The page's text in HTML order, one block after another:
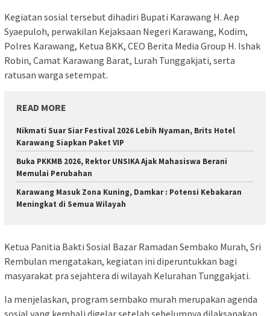
Kegiatan sosial tersebut dihadiri Bupati Karawang H. Aep
Syaepuloh, perwakilan Kejaksaan Negeri Karawang, Kodim,
Polres Karawang, Ketua BKK, CEO Berita Media Group H. Ishak
Robin, Camat Karawang Barat, Lurah Tunggakjati, serta
ratusan warga setempat.
READ MORE
Nikmati Suar Siar Festival 2026 Lebih Nyaman, Brits Hotel
Karawang Siapkan Paket VIP
Buka PKKMB 2026, Rektor UNSIKA Ajak Mahasiswa Berani
Memulai Perubahan
Karawang Masuk Zona Kuning, Damkar : Potensi Kebakaran
Meningkat di Semua Wilayah
Ketua Panitia Bakti Sosial Bazar Ramadan Sembako Murah, Sri
Rembulan mengatakan, kegiatan ini diperuntukkan bagi
masyarakat pra sejahtera di wilayah Kelurahan Tunggakjati.
Ia menjelaskan, program sembako murah merupakan agenda